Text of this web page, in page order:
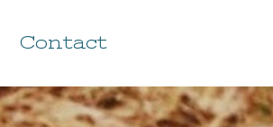
Contact